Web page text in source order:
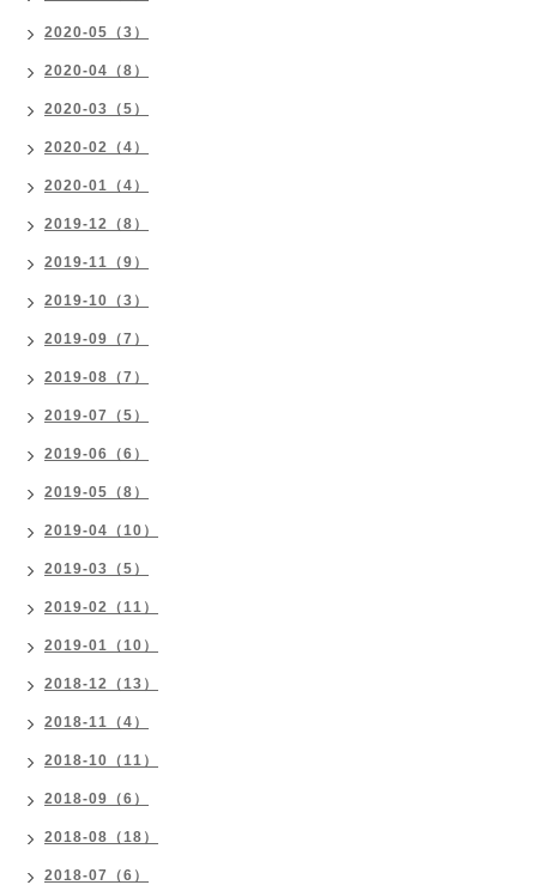
2020-05（3）
2020-04（8）
2020-03（5）
2020-02（4）
2020-01（4）
2019-12（8）
2019-11（9）
2019-10（3）
2019-09（7）
2019-08（7）
2019-07（5）
2019-06（6）
2019-05（8）
2019-04（10）
2019-03（5）
2019-02（11）
2019-01（10）
2018-12（13）
2018-11（4）
2018-10（11）
2018-09（6）
2018-08（18）
2018-07（6）